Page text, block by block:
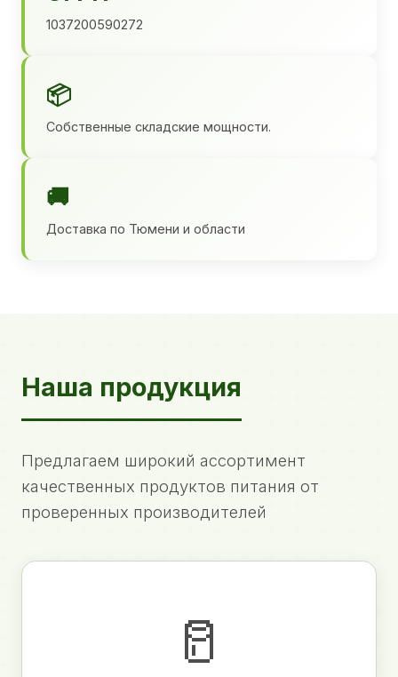
1037200590272
📦
Собственные складские мощности.
🚚
Доставка по Тюмени и области
Наша продукция
Предлагаем широкий ассортимент
качественных продуктов питания от
проверенных производителей
🥛